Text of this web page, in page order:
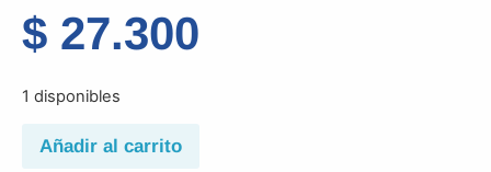
$ 27.300
1 disponibles
Añadir al carrito